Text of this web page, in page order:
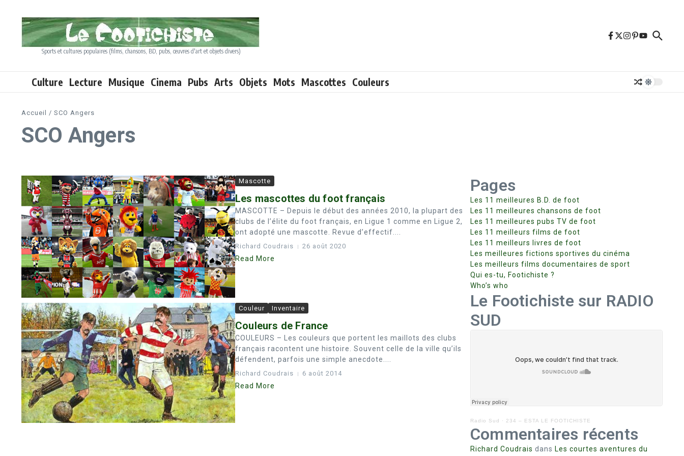
Sports et cultures populaires (films, chansons, BD, pubs, œuvres d'art et objets divers)
Culture Lecture Musique Cinema Pubs Arts Objets Mots Mascottes Couleurs
Accueil / SCO Angers
SCO Angers
Mascotte
Les mascottes du foot français
MASCOTTE – Depuis le début des années 2010, la plupart des
clubs de l’élite du foot français, en Ligue 1 comme en Ligue 2,
ont adopté une mascotte. Revue d’effectif....
Richard Coudrais 26 août 2020
Read More
Couleur Inventaire
Couleurs de France
COULEURS – Les couleurs que portent les maillots des clubs
français racontent une histoire. Souvent celle de la ville qu’ils
défendent, parfois une simple anecdote....
Richard Coudrais 6 août 2014
Read More
Pages
Les 11 meilleures B.D. de foot
Les 11 meilleures chansons de foot
Les 11 meilleures pubs TV de foot
Les 11 meilleurs films de foot
Les 11 meilleurs livres de foot
Les meilleures fictions sportives du cinéma
Les meilleurs films documentaires de sport
Qui es-tu, Footichiste ?
Who’s who
Le Footichiste sur RADIO
SUD
Radio Sud · 234 – ESTA LE FOOTICHISTE
Commentaires récents
Richard Coudrais dans Les courtes aventures du